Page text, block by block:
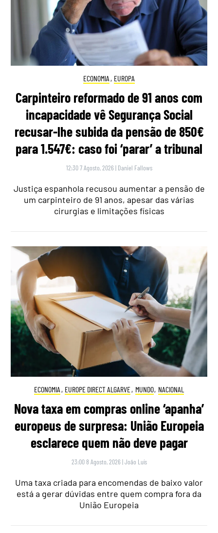
ECONOMIA , EUROPA
Carpinteiro reformado de 91 anos com
incapacidade vê Segurança Social
recusar-lhe subida da pensão de 850€
para 1.547€: caso foi ‘parar’ a tribunal
12:30 7 Agosto, 2026 | Daniel Fallows
Justiça espanhola recusou aumentar a pensão de
um carpinteiro de 91 anos, apesar das várias
cirurgias e limitações físicas
ECONOMIA , EUROPE DIRECT ALGARVE, MUNDO, NACIONAL
Nova taxa em compras online ‘apanha’
europeus de surpresa: União Europeia
esclarece quem não deve pagar
23:00 8 Agosto, 2026 |João Luís
Uma taxa criada para encomendas de baixo valor
está a gerar dúvidas entre quem compra fora da
União Europeia